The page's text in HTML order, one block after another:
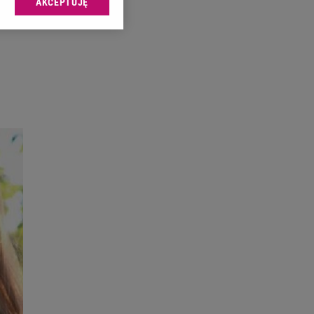
sp. z o.o., jej
Zmiana ustawień
celów identyfikacji.
reklam i treści,